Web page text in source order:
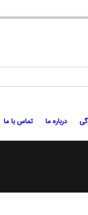
درباره ما تماس با ما